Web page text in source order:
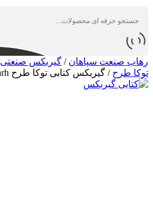
رهاب صنعت سپاهان / گیربکس صنعتی
توکا طرح / گیربکس کتابی توکا طرح tookatarh